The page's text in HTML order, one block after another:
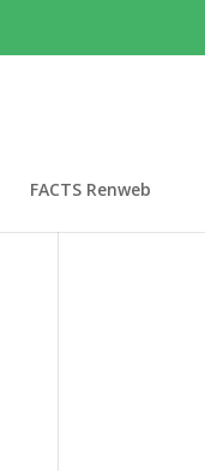
FACTS Renweb